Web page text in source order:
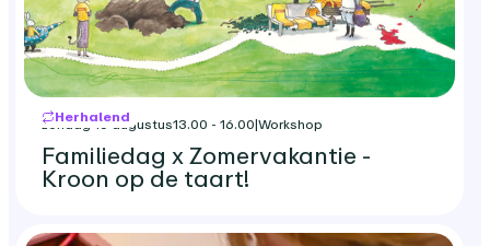
Herhalend
zondag 16 augustus13.00 - 16.00|Workshop
Familiedag x Zomervakantie -
Kroon op de taart!